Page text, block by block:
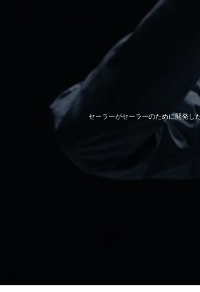
セーラーがセーラーのために開発し